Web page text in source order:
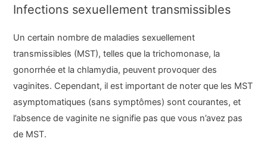
Infections sexuellement transmissibles
Un certain nombre de maladies sexuellement
transmissibles (MST), telles que la trichomonase, la
gonorrhée et la chlamydia, peuvent provoquer des
vaginites. Cependant, il est important de noter que les MST
asymptomatiques (sans symptômes) sont courantes, et
l’absence de vaginite ne signifie pas que vous n’avez pas
de MST.